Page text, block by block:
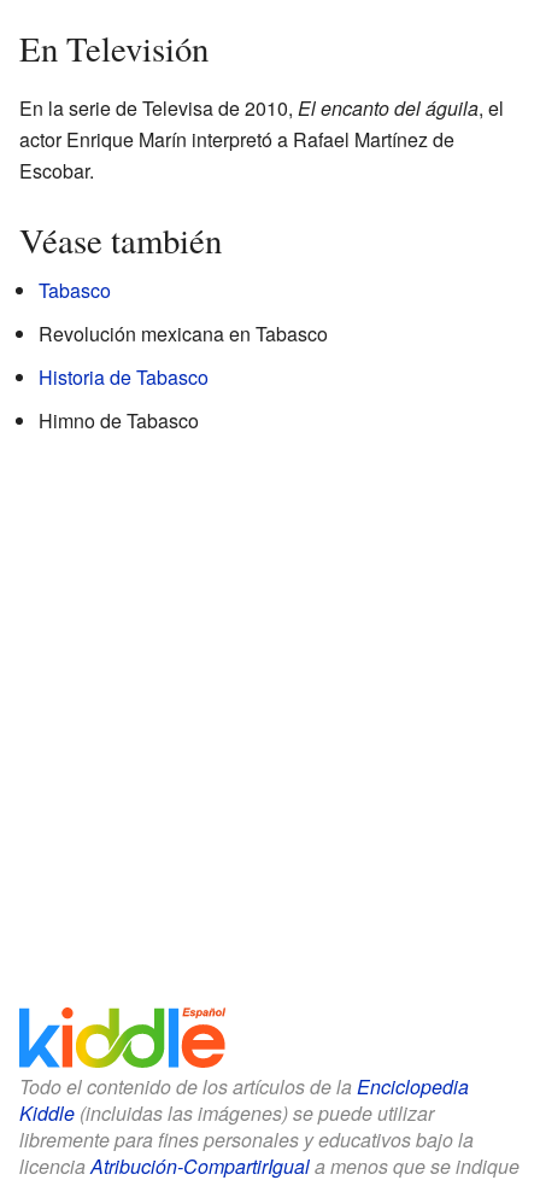
En Televisión
En la serie de Televisa de 2010, El encanto del águila, el
actor Enrique Marín interpretó a Rafael Martínez de
Escobar.
Véase también
Tabasco
Revolución mexicana en Tabasco
Historia de Tabasco
Himno de Tabasco
Todo el contenido de los artículos de la Enciclopedia
Kiddle (incluidas las imágenes) se puede utilizar
libremente para fines personales y educativos bajo la
licenciaAtribución-CompartirIguala menos que se indique